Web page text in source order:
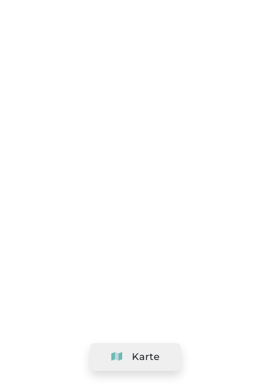
Karte